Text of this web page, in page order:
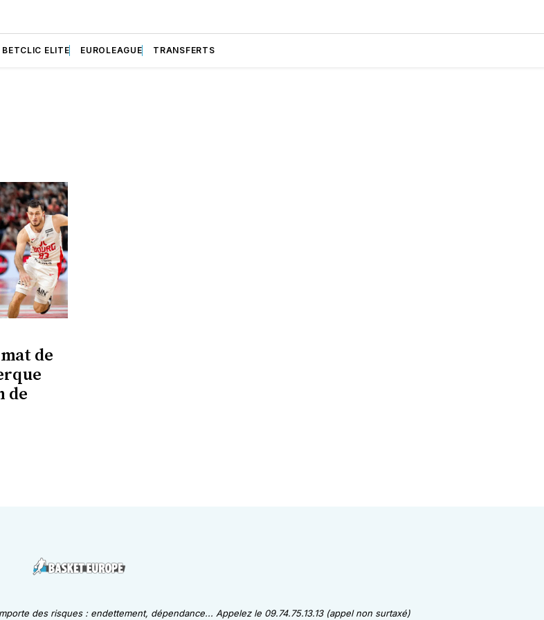
BETCLIC ELITE EUROLEAGUE TRANSFERTS
de
de
des risques : endettement, dépendance... Appelez le 09.74.75.13.13 (appel non surtaxé)